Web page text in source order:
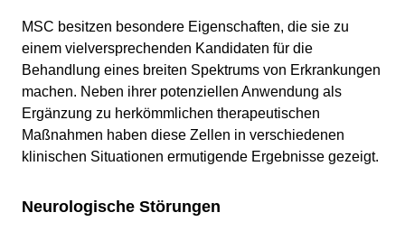
MSC besitzen besondere Eigenschaften, die sie zu
einem vielversprechenden Kandidaten für die
Behandlung eines breiten Spektrums von Erkrankungen
machen. Neben ihrer potenziellen Anwendung als
Ergänzung zu herkömmlichen therapeutischen
Maßnahmen haben diese Zellen in verschiedenen
klinischen Situationen ermutigende Ergebnisse gezeigt.
Neurologische Störungen